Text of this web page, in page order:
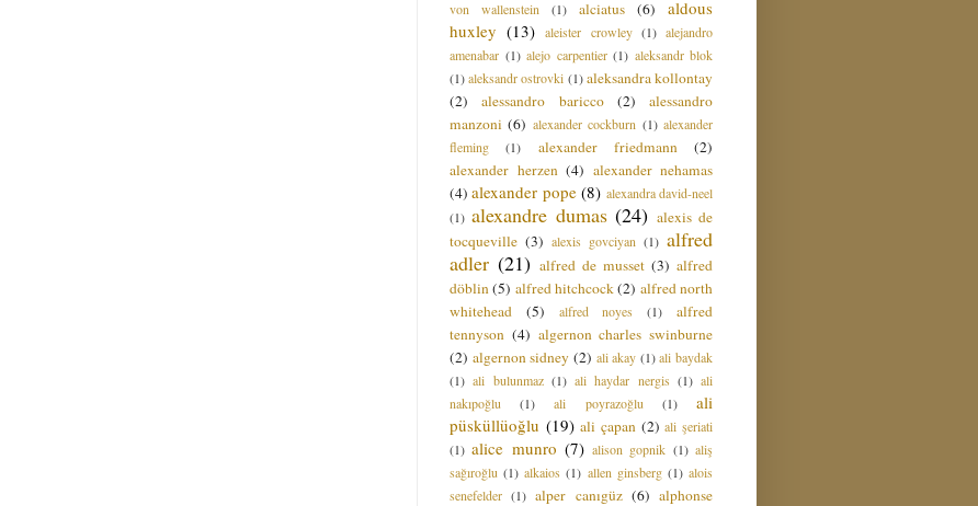
von wallenstein
(1) alciatus (6)
aldous
huxley (13) aleister crowley (1) alejandro
amenabar (1) alejo carpentier (1) aleksandr blok
(1) aleksandr ostrovki (1) aleksandra kollontay
(2)
alessandro baricco (2)
alessandro
manzoni (6) alexander cockburn (1) alexander
fleming
(1) alexander friedmann
(2)
alexander herzen (4) alexander nehamas
(4) alexander pope (8) alexandra david-neel
(1) alexandre dumas (24) alexis de
tocqueville (3) alexis govciyan (1) alfred
adler (21) alfred de musset (3) alfred
döblin (5) alfred hitchcock(2) alfred north
whitehead
(5) alfred noyes (1)
alfred
tennyson (4) algernon charles swinburne
(2) algernon sidney (2) ali akay (1) ali baydak
(1) ali bulunmaz (1) ali haydar nergis (1) ali
nakıpoğlu
(1) ali poyrazoğlu (1)
ali
püsküllüoğlu (19) ali çapan (2) ali şeriati
(1) alice munro (7) alison gopnik (1) aliş
sağıroğlu (1) alkaios (1) allen ginsberg (1) alois
senefelder (1) alper canıgüz (6) alphonse